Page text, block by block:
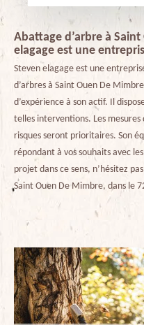
Abattage d’arbre à
elagage est une
Steven elagage est une
d’arbres à Saint Ouen De
d’expérience à son actif. Il
telles interventions. Les
risques seront prioritaires. Son
répondant à vos souhaits avec
projet dans ce sens, n’hésitez
Saint Ouen De Mimbre, dans le